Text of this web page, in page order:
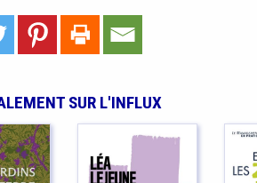
SUR L'INFLUX